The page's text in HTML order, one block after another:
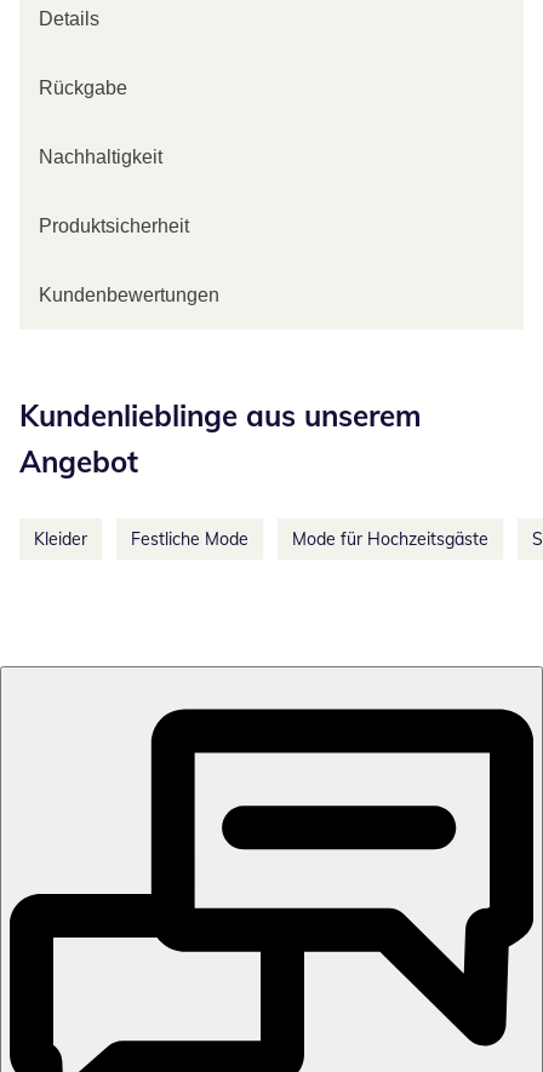
Details
Rückgabe
Nachhaltigkeit
Produktsicherheit
Kundenbewertungen
Kundenlieblinge aus unserem
Angebot
Kleider Festliche Mode Mode für Hochzeitsgäste